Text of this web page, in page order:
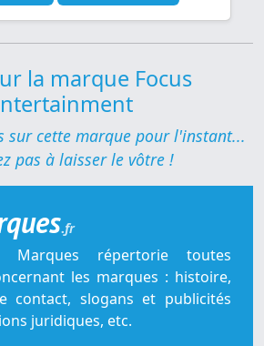
la marque Focus
sur cette marque pour l'instant...
pas à laisser le vôtre !
.fr
répertorie toutes
les marques : histoire,
contact, slogans et publicités
juridiques, etc.